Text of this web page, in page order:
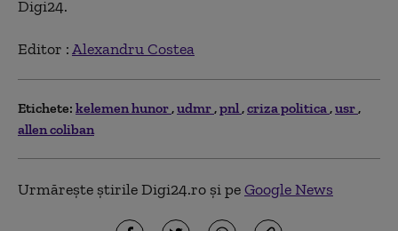
Digi24.
Editor :Alexandru Costea
Etichete: kelemen hunor udmr pnl criza politica usr
allen coliban
Urmărește știrile Digi24.ro și peGoogle News